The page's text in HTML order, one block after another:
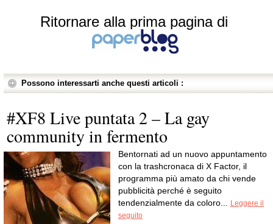
Ritornare alla prima pagina di
Possono interessarti anche questi articoli :
#XF8 Live puntata 2 – La gay
community in fermento
Bentornati ad un nuovo appuntamento
con la trashcronaca di X Factor, il
programma più amato da chi vende
pubblicità perché è seguito
tendenzialmente da coloro...
Leggere il
seguito